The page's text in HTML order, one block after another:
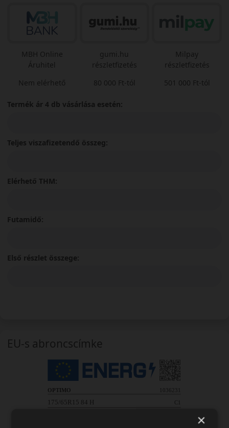
MBH Online
Áruhitel
Nem elérhető
gumi.hu
részletfizetés
80 000 Ft-tól
Milpay
részletfizetés
501 000 Ft-tól
Termék ár 4 db vásárlása esetén:
Teljes viszafizetendő összeg:
Elérhető THM:
Futamidő:
Első részlet összege:
EU-s abroncscímke
×